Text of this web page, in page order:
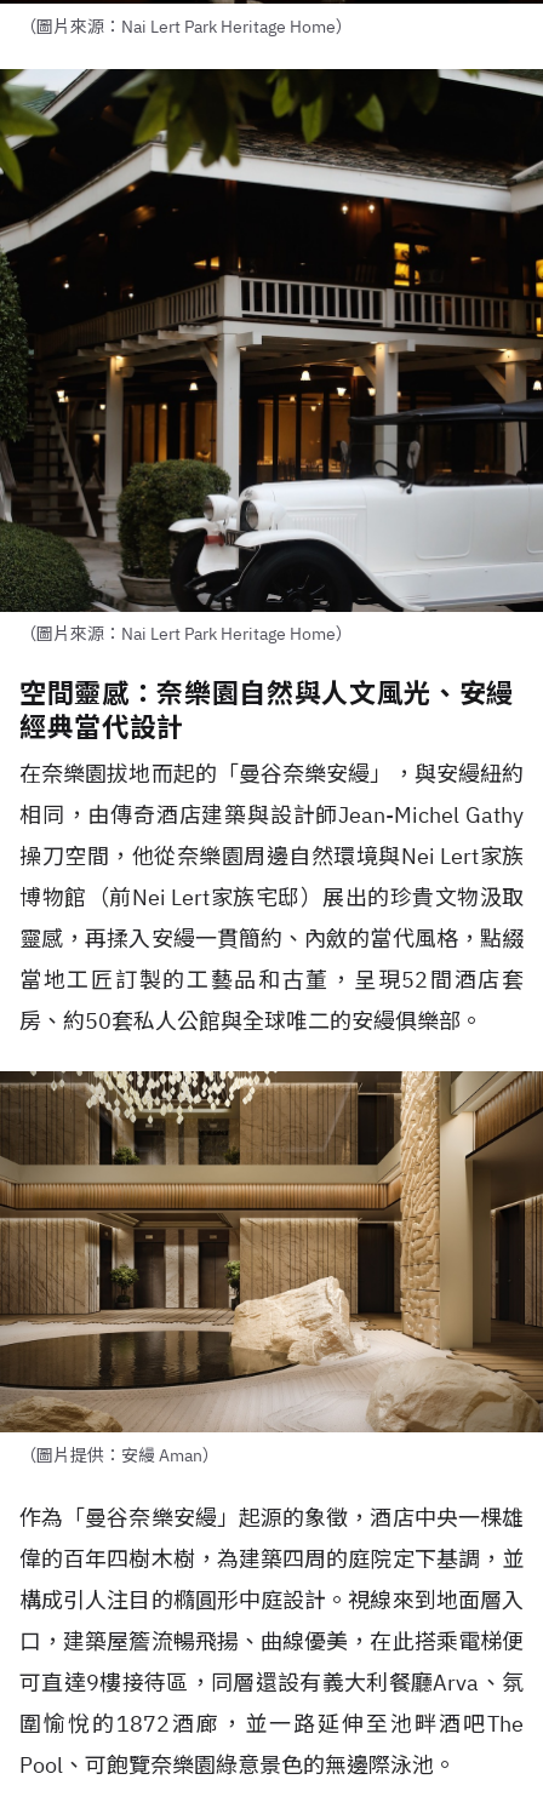
（圖片來源：Nai Lert Park Heritage Home）
（圖片來源：Nai Lert Park Heritage Home）
空間靈感：奈樂園自然與人文風光、安縵
經典當代設計
在奈樂園拔地而起的「曼谷奈樂安縵」，與安縵紐約
相同，由傳奇酒店建築與設計師Jean-Michel Gathy
操刀空間，他從奈樂園周邊自然環境與Nei Lert家族
博物館（前Nei Lert家族宅邸）展出的珍貴文物汲取
靈感，再揉入安縵一貫簡約、內斂的當代風格，點綴
當地工匠訂製的工藝品和古董，呈現52間酒店套
房、約50套私人公館與全球唯二的安縵俱樂部。
（圖片提供：安縵 Aman）
作為「曼谷奈樂安縵」起源的象徵，酒店中央一棵雄
偉的百年四樹木樹，為建築四周的庭院定下基調，並
構成引人注目的橢圓形中庭設計。視線來到地面層入
口，建築屋簷流暢飛揚、曲線優美，在此搭乘電梯便
可直達9樓接待區，同層還設有義大利餐廳Arva 、氛
圍愉悅的1872酒廊，並一路延伸至池畔酒吧The
Pool 、可飽覽奈樂園綠意景色的無邊際泳池。